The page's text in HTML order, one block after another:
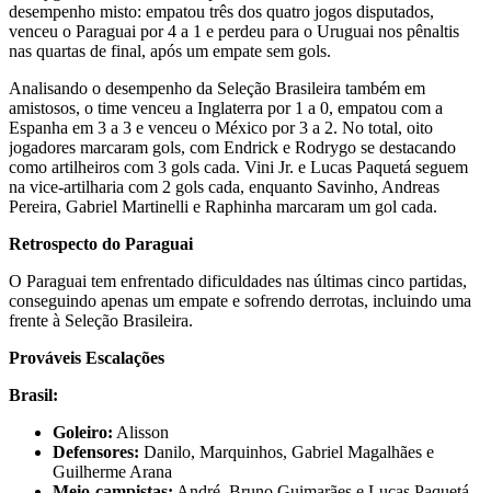
desempenho misto: empatou três dos quatro jogos disputados,
venceu o Paraguai por 4 a 1 e perdeu para o Uruguai nos pênaltis
nas quartas de final, após um empate sem gols.
Analisando o desempenho da Seleção Brasileira também em
amistosos, o time venceu a Inglaterra por 1 a 0, empatou com a
Espanha em 3 a 3 e venceu o México por 3 a 2. No total, oito
jogadores marcaram gols, com Endrick e Rodrygo se destacando
como artilheiros com 3 gols cada. Vini Jr. e Lucas Paquetá seguem
na vice-artilharia com 2 gols cada, enquanto Savinho, Andreas
Pereira, Gabriel Martinelli e Raphinha marcaram um gol cada.
Retrospecto do Paraguai
O Paraguai tem enfrentado dificuldades nas últimas cinco partidas,
conseguindo apenas um empate e sofrendo derrotas, incluindo uma
frente à Seleção Brasileira.
Prováveis Escalações
Brasil:
Goleiro: Alisson
Defensores: Danilo, Marquinhos, Gabriel Magalhães e
Guilherme Arana